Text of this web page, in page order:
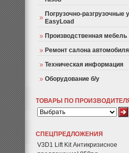
Погрузочно-разгрузочные
EasyLoad
Производственная мебель
Ремонт салона автомобиля
Техническая информация
Оборудование б/у
ТОВАРЫ ПО
СПЕЦПРЕДЛОЖЕНИЯ
V3D1 Lift Kit Антикризисное